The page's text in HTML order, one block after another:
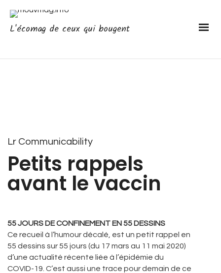
L'écomag de ceux qui bougent
Lr Communicability
Petits rappels
avant le vaccin
55 JOURS DE CONFINEMENT EN 55 DESSINS
Ce recueil à l’humour décalé, est un petit rappel en
55 dessins sur 55 jours (du 17 mars au 11 mai 2020)
d’une actualité récente liée à l’épidémie du
COVID-19. C’est aussi une trace pour demain de ce